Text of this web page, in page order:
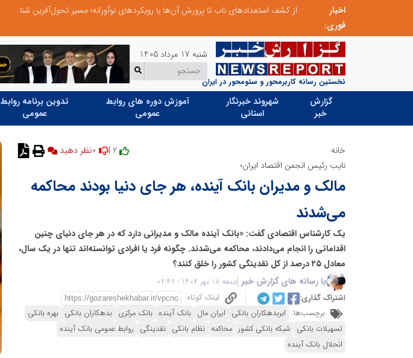
اخبار
فوری:
از کشف استعدادهای ناب تا پرورش آن‌ها با رویکردهای نوآورانه؛ مسیر تحول‌آفرین شنای ایران در سطح جهانی
نخستین رسانه کاربرمحور و سئومحور در ایران
شنبه 17 مرداد 1405
گزارش
خبر
شهروند خبرنگار
استانی
آموزش دوره های روابط
عمومی
تدوین برنامه روابط
عمومی
خانه
نظر دهید
نایب رئیس انجمن اقتصاد ایران؛
مالک و مدیران بانک آینده، هر جای دنیا بودند محاکمه
می‌شدند
یک کارشناس اقتصادی گفت: «بانک آینده مالک و مدیرانی دارد که در هر جای دنیای چنین
اقداماتی را انجام می‌دادند، محاکمه می‌شدند. چگونه فرد یا افرادی توانسته‌اند تنها در یک سال،
معادل ۲۵ درصد از کل نقدینگی کشور را خلق کنند؟
با رسانه های گزارش خبر جمعه 18 مهر 1404 - 07:49
اشتراک گذاری:
لینک کوتاه
برچسب‌ها: ابربدهکاران بانکی ایران مال بانک آینده بانک مرکزی بدهکاران بانکی بهره بانکی
تسهیلات بانکی شبکه بانکی کشور محاکمه نظام بانکی نقدینگی روابط عمومی بانک آینده
انحلال بانک آینده